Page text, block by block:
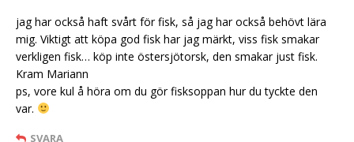
jag har också haft svårt för fisk, så jag har också behövt lära
mig. Viktigt att köpa god fisk har jag märkt, viss fisk smakar
verkligen fisk… köp inte östersjötorsk, den smakar just fisk.
Kram Mariann
ps, vore kul å höra om du gör fisksoppan hur du tyckte den
var.
SVARA